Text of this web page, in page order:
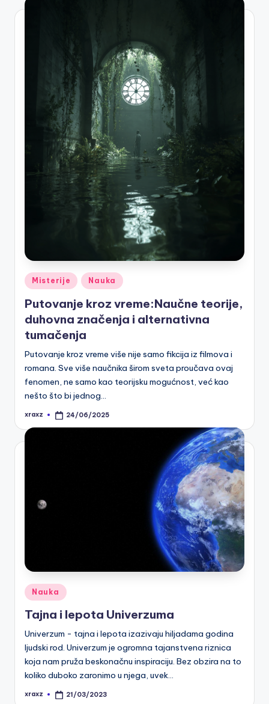
Posted
Misterije Nauka
Putovanje kroz vreme:Naučne teorije,
duhovna značenja i alternativna
tumačenja
Putovanje kroz vreme više nije samo fikcija iz filmova i
romana. Sve više naučnika širom sveta proučava ovaj
fenomen, ne samo kao teorijsku mogućnost, već kao
nešto što bi jednog…
Posted
xraxz 24/06/2025
Posted
in
Nauka
Tajna i lepota Univerzuma
Univerzum - tajna i lepota izazivaju hiljadama godina
ljudski rod. Univerzum je ogromna tajanstvena riznica
koja nam pruža beskonačnu inspiraciju. Bez obzira na to
koliko duboko zaronimo u njega, uvek…
Posted
xraxz 21/03/2023